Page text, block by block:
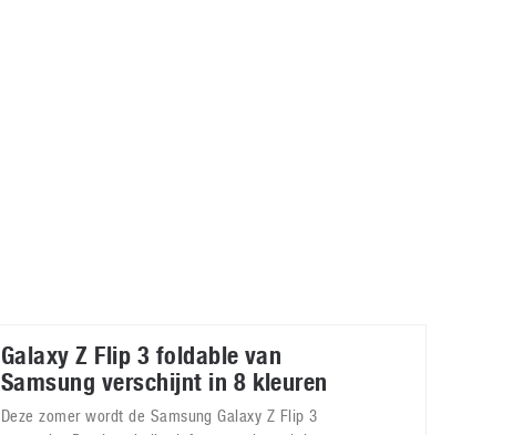
Galaxy Z Flip 3 foldable van
Samsung verschijnt in 8 kleuren
Deze zomer wordt de Samsung Galaxy Z Flip 3